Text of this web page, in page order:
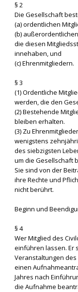
§ 2
Die Gesellschaft
(a) ordentlichen
(b)
die diesen
innehaben, und
(c) Ehrenmitgliedern.
§ 3
(1) Ordentliche
werden, die den
(2) Bestehende
bleiben erhalten.
(3) Zu
wenigstens
des siebzigsten
um die Gesellschaft
Sie sind von der
ihre Rechte und
nicht berührt.
Beginn und
§ 4
Wer Mitglied des
einführen lassen. Er
Veranstaltungen
einen
Jahres nach
die Aufnahme